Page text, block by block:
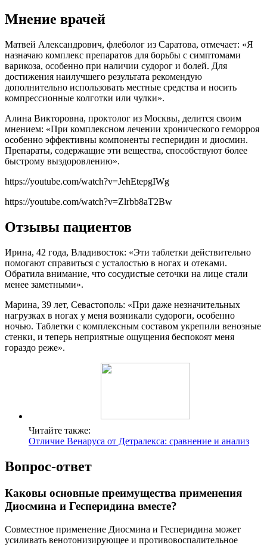
Мнение врачей
Матвей Александрович, флеболог из Саратова, отмечает: «Я
назначаю комплекс препаратов для борьбы с симптомами
варикоза, особенно при наличии судорог и болей. Для
достижения наилучшего результата рекомендую
дополнительно использовать местные средства и носить
компрессионные колготки или чулки».
Алина Викторовна, проктолог из Москвы, делится своим
мнением: «При комплексном лечении хронического геморроя
особенно эффективны компоненты гесперидин и диосмин.
Препараты, содержащие эти вещества, способствуют более
быстрому выздоровлению».
https://youtube.com/watch?v=JehEtepgIWg
https://youtube.com/watch?v=Zlrbb8aT2Bw
Отзывы пациентов
Ирина, 42 года, Владивосток: «Эти таблетки действительно
помогают справиться с усталостью в ногах и отеками.
Обратила внимание, что сосудистые сеточки на лице стали
менее заметными».
Марина, 39 лет, Севастополь: «При даже незначительных
нагрузках в ногах у меня возникали судороги, особенно
ночью. Таблетки с комплексным составом укрепили венозные
стенки, и теперь неприятные ощущения беспокоят меня
гораздо реже».
Читайте также:
Отличие Венаруса от Детралекса: сравнение и анализ
Вопрос-ответ
Каковы основные преимущества применения
Диосмина и Гесперидина вместе?
Совместное применение Диосмина и Гесперидина может
усиливать венотонизирующее и противовоспалительное